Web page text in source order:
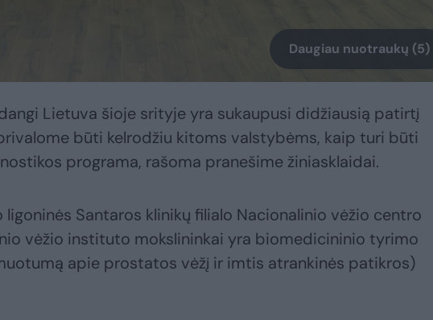
Daugiau nuotraukų (5)
Lietuva šioje srityje yra sukaupusi didžiausią patirtį
būti kelrodžiu kitoms valstybėms, kaip turi būti
programa, rašoma pranešime žiniasklaidai.
Santaros klinikų filialo Nacionalinio vėžio centro
vėžio instituto mokslininkai yra biomedicininio tyrimo
apie prostatos vėžį ir imtis atrankinės patikros)